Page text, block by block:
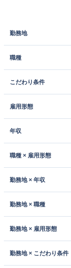
勤務地
職種
こだわり条件
雇用形態
年収
職種 × 雇用形態
勤務地 × 年収
勤務地 × 職種
勤務地 × 雇用形態
勤務地 × こだわり条件